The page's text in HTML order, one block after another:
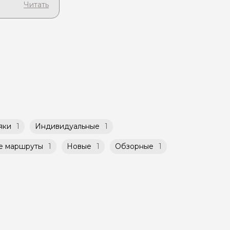
1 Индивидуальные 1
маршруты 1 Новые 1 Обзорные 1